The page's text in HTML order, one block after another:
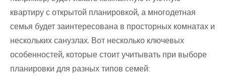
квартиру с открытой планировкой, а многодетная
семья будет заинтересована в просторных комнатах и
нескольких санузлах. Вот несколько ключевых
особенностей, которые стоит учитывать при выборе
планировки для разных типов семей: